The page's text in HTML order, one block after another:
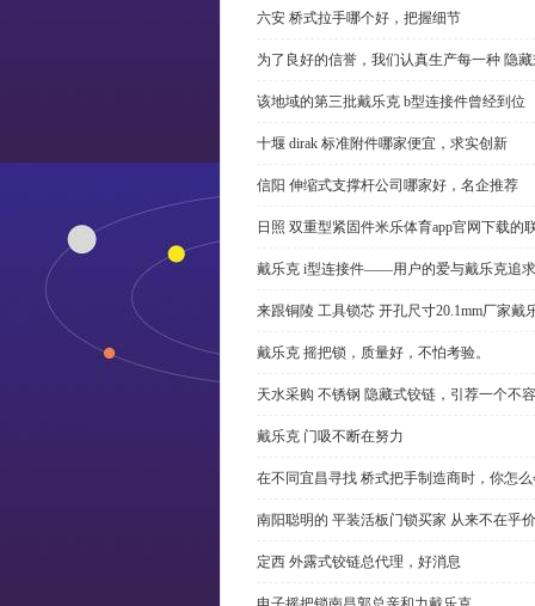
六安 桥式拉手哪个好，把握细节
为了良好的信誉，我们认真生产每一种 隐
该地域的第三批戴乐克 b型连接件曾经到位
十堰 dirak 标准附件哪家便宜，求实创新
信阳 伸缩式支撑杆公司哪家好，名企推荐
日照 双重型紧固件米乐体育app官网下载的
戴乐克 i型连接件——用户的爱与戴乐克追求
来跟铜陵 工具锁芯 开孔尺寸20.1mm厂家
戴乐克 摇把锁，质量好，不怕考验。
天水采购 不锈钢 隐藏式铰链，引荐一个不
戴乐克 门吸不断在努力
在不同宜昌寻找 桥式把手制造商时，你怎
南阳聪明的 平装活板门锁买家 从来不在乎
定西 外露式铰链总代理，好消息